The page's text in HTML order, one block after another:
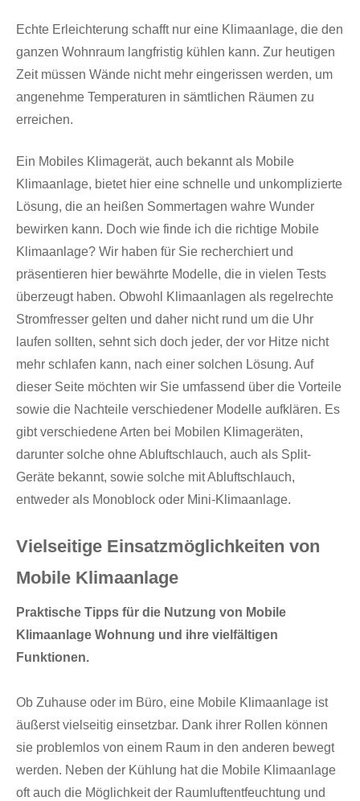
Echte Erleichterung schafft nur eine Klimaanlage, die den
ganzen Wohnraum langfristig kühlen kann. Zur heutigen
Zeit müssen Wände nicht mehr eingerissen werden, um
angenehme Temperaturen in sämtlichen Räumen zu
erreichen.
Ein Mobiles Klimagerät, auch bekannt als Mobile
Klimaanlage, bietet hier eine schnelle und unkomplizierte
Lösung, die an heißen Sommertagen wahre Wunder
bewirken kann. Doch wie finde ich die richtige Mobile
Klimaanlage? Wir haben für Sie recherchiert und
präsentieren hier bewährte Modelle, die in vielen Tests
überzeugt haben. Obwohl Klimaanlagen als regelrechte
Stromfresser gelten und daher nicht rund um die Uhr
laufen sollten, sehnt sich doch jeder, der vor Hitze nicht
mehr schlafen kann, nach einer solchen Lösung. Auf
dieser Seite möchten wir Sie umfassend über die Vorteile
sowie die Nachteile verschiedener Modelle aufklären. Es
gibt verschiedene Arten bei Mobilen Klimageräten,
darunter solche ohne Abluftschlauch, auch als Split-
Geräte bekannt, sowie solche mit Abluftschlauch,
entweder als Monoblock oder Mini-Klimaanlage.
Vielseitige Einsatzmöglichkeiten von
Mobile Klimaanlage
Praktische Tipps für die Nutzung von Mobile
Klimaanlage Wohnung und ihre vielfältigen
Funktionen.
Ob Zuhause oder im Büro, eine Mobile Klimaanlage ist
äußerst vielseitig einsetzbar. Dank ihrer Rollen können
sie problemlos von einem Raum in den anderen bewegt
werden. Neben der Kühlung hat die Mobile Klimaanlage
oft auch die Möglichkeit der Raumluftentfeuchtung und